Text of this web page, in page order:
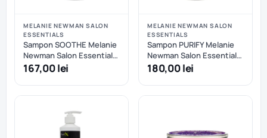
MELANIE NEWMAN SALON
ESSENTIALS
Sampon SOOTHE Melanie
Newman Salon Essentials
- 500 ml - Melanie
Newman Salon Essentials
167,00 lei
MELANIE NEWMAN SALON
ESSENTIALS
Sampon PURIFY Melanie
Newman Salon Essentials
- 500 ml
180,00 lei